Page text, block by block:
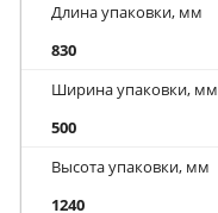
Длина упаковки, мм
830
Ширина упаковки, мм
500
Высота упаковки, мм
1240